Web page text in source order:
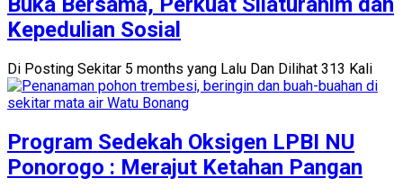
Kepedulian Sosial
Di Posting Sekitar 5 months yang Lalu Dan Dilihat 313 Kali
Program Sedekah Oksigen LPBI NU
Ponorogo : Merajut Ketahan Pangan